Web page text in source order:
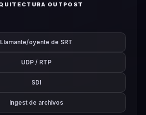
OUTPOST
Llamante/oyente de SRT
UDP / RTP
SDI
Ingest de archivos